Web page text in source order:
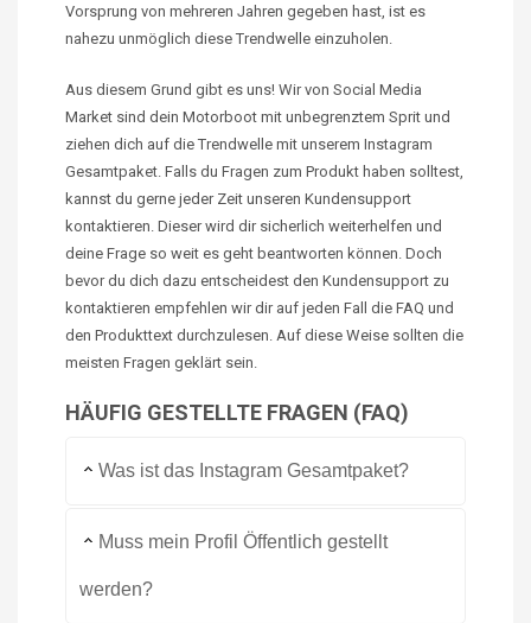
Vorsprung von mehreren Jahren gegeben hast, ist es
nahezu unmöglich diese Trendwelle einzuholen.
Aus diesem Grund gibt es uns! Wir von Social Media
Market sind dein Motorboot mit unbegrenztem Sprit und
ziehen dich auf die Trendwelle mit unserem Instagram
Gesamtpaket. Falls du Fragen zum Produkt haben solltest,
kannst du gerne jeder Zeit unseren Kundensupport
kontaktieren. Dieser wird dir sicherlich weiterhelfen und
deine Frage so weit es geht beantworten können. Doch
bevor du dich dazu entscheidest den Kundensupport zu
kontaktieren empfehlen wir dir auf jeden Fall die FAQ und
den Produkttext durchzulesen. Auf diese Weise sollten die
meisten Fragen geklärt sein.
HÄUFIG GESTELLTE FRAGEN (FAQ)
Was ist das Instagram Gesamtpaket?
Muss mein Profil Öffentlich gestellt
werden?